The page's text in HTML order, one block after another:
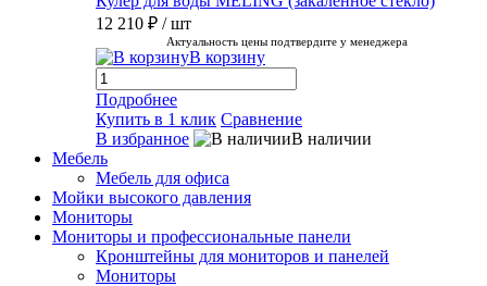
12 210 ₽ / шт
Актуальность цены подтвердите у менеджера
В корзину
Подробнее
Купить в 1 клик Сравнение
В избранное
В наличии
Мебель
Мебель для офиса
Мойки высокого давления
Мониторы
Мониторы и профессиональные панели
Кронштейны для мониторов и панелей
Мониторы